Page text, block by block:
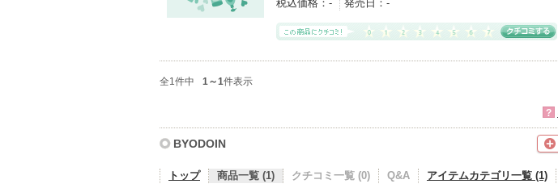
税込価格： - 発売日： -
全1件中 1～1件表示
?
BYODOIN
トップ 商品一覧 (1) クチコミ一覧 (0) Q&A アイテムカテゴリ一覧 (1)